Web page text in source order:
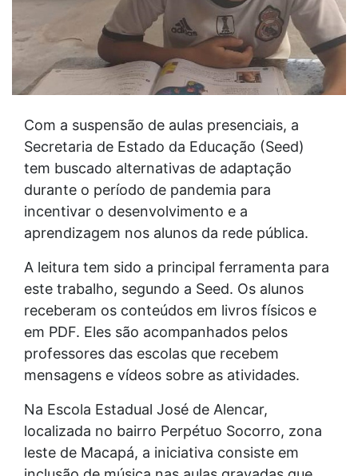
Com a suspensão de aulas presenciais, a
Secretaria de Estado da Educação (Seed)
tem buscado alternativas de adaptação
durante o período de pandemia para
incentivar o desenvolvimento e a
aprendizagem nos alunos da rede pública.
A leitura tem sido a principal ferramenta para
este trabalho, segundo a Seed. Os alunos
receberam os conteúdos em livros físicos e
em PDF. Eles são acompanhados pelos
professores das escolas que recebem
mensagens e vídeos sobre as atividades.
Na Escola Estadual José de Alencar,
localizada no bairro Perpétuo Socorro, zona
leste de Macapá, a iniciativa consiste em